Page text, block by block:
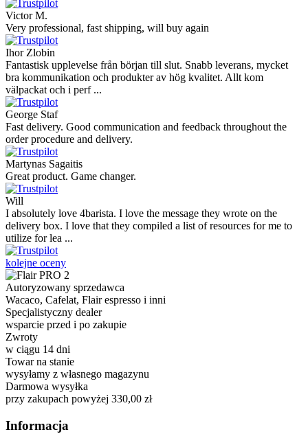
Victor M.
Very professional, fast shipping, will buy again
Ihor Zlobin
Fantastisk upplevelse från början till slut. Snabb leverans, mycket
bra kommunikation och produkter av hög kvalitet. Allt kom
välpackat och i perf ...
George Staf
Fast delivery. Good communication and feedback throughout the
order procedure and delivery.
Martynas Sagaitis
Great product. Game changer.
Will
I absolutely love 4barista. I love the message they wrote on the
delivery box. I love that they compiled a list of resources for me to
utilize for lea ...
kolejne oceny
Autoryzowany sprzedawca
Wacaco, Cafelat, Flair espresso i inni
Specjalistyczny dealer
wsparcie przed i po zakupie
Zwroty
w ciągu 14 dni
Towar na stanie
wysyłamy z własnego magazynu
Darmowa wysyłka
przy zakupach powyżej 330,00 zł
Informacja